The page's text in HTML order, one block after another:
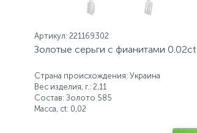
Артикул: 221169302
Золотые серьги с фианитами 0.02ct
Страна происхождения: Украина
Вес изделия, г.: 2,11
Состав: Золото 585
Масса, ct: 0,02